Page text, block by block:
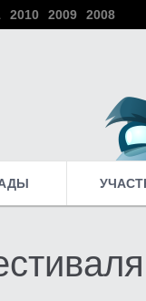
2010 2009 2008